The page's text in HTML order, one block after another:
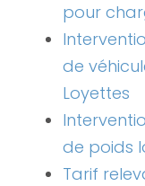
pour
de
Loyettes
de poids
Tarif